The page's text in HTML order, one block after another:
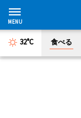
32°C 食べる